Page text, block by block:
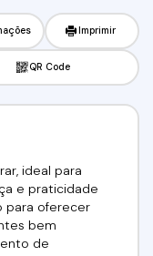
Imprimir
QR Code
ideal para
e praticidade
para oferecer
bem
de